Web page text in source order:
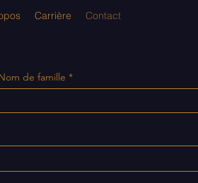
Carrière Contact
de famille